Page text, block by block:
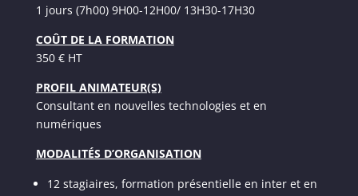
1 jours (7h00) 9H00-12H00/ 13H30-17H30
COÛT DE LA FORMATION
350 € HT
PROFIL ANIMATEUR(S)
Consultant en nouvelles technologies et en
numériques
MODALITÉS D’ORGANISATION
12 stagiaires, formation présentielle en inter et en